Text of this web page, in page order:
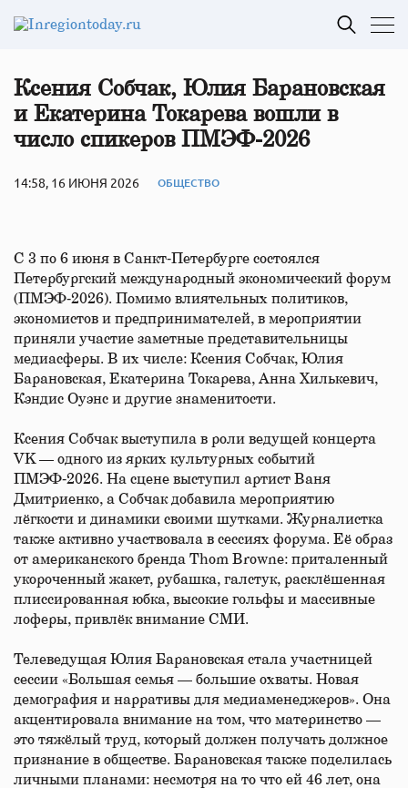
Ксения Собчак, Юлия Барановская
и Екатерина Токарева вошли в
число спикеров ПМЭФ-2026
14:58, 16 ИЮНЯ 2026 ОБЩЕСТВО
С 3 по 6 июня в Санкт‑Петербурге состоялся
Петербургский международный экономический форум
(ПМЭФ‑2026). Помимо влиятельных политиков,
экономистов и предпринимателей, в мероприятии
приняли участие заметные представительницы
медиасферы. В их числе: Ксения Собчак, Юлия
Барановская, Екатерина Токарева, Анна Хилькевич,
Кэндис Оуэнс и другие знаменитости.
Ксения Собчак выступила в роли ведущей концерта
VK — одного из ярких культурных событий
ПМЭФ‑2026. На сцене выступил артист Ваня
Дмитриенко, а Собчак добавила мероприятию
лёгкости и динамики своими шутками. Журналистка
также активно участвовала в сессиях форума. Её образ
от американского бренда Thom Browne: приталенный
укороченный жакет, рубашка, галстук, расклёшенная
плиссированная юбка, высокие гольфы и массивные
лоферы, привлёк внимание СМИ.
Телеведущая Юлия Барановская стала участницей
сессии «Большая семья — большие охваты. Новая
демография и нарративы для медиаменеджеров». Она
акцентировала внимание на том, что материнство —
это тяжёлый труд, который должен получать должное
признание в обществе. Барановская также поделилась
личными планами: несмотря на то что ей 46 лет, она